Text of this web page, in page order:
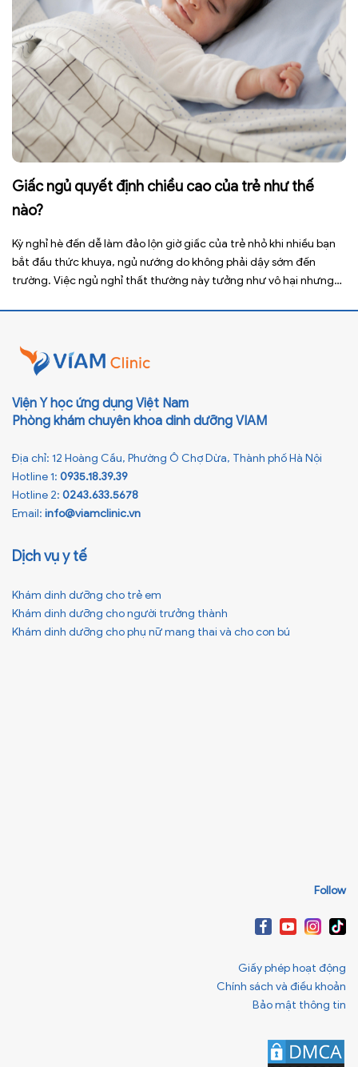
Giấc ngủ quyết định chiều cao của trẻ như thế
nào?
Kỳ nghỉ hè đến dễ làm đảo lộn giờ giấc của trẻ nhỏ khi nhiều bạn
bắt đầu thức khuya, ngủ nướng do không phải dậy sớm đến
trường. Việc ngủ nghỉ thất thường này tưởng như vô hại nhưng
Viện Y học ứng dụng Việt Nam
Phòng khám chuyên khoa dinh dưỡng VIAM
Địa chỉ: 12 Hoàng Cầu, Phường Ô Chợ Dừa, Thành phố Hà Nội
Hotline 1: 0935.18.39.39
Hotline 2: 0243.633.5678
Email: info@viamclinic.vn
Dịch vụ y tế
Khám dinh dưỡng cho trẻ em
Khám dinh dưỡng cho người trưởng thành
Khám dinh dưỡng cho phụ nữ mang thai và cho con bú
Follow
Giấy phép hoạt động
Chính sách và điều khoản
Bảo mật thông tin